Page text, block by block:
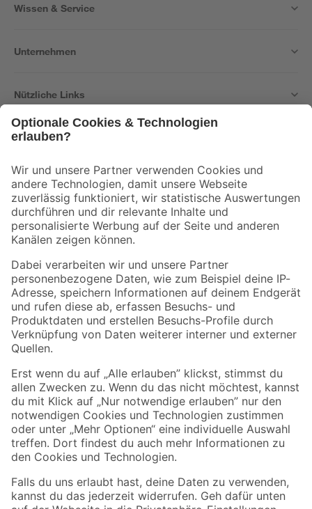
Wissen & Service
Unternehmen
Nützliche Links
Der toom Newsletter: Keine Angebote und Aktionen mehr verpassen!
Zur Newsletter Anmeldung
Folge uns
Zahlungsarten Versandarten
Sicher einkaufen
Jetzt die toom-App herunterladen
Alle Preisangaben in EUR inkl. gesetzl. MwSt.. Die dargestellten Angebote sind unter